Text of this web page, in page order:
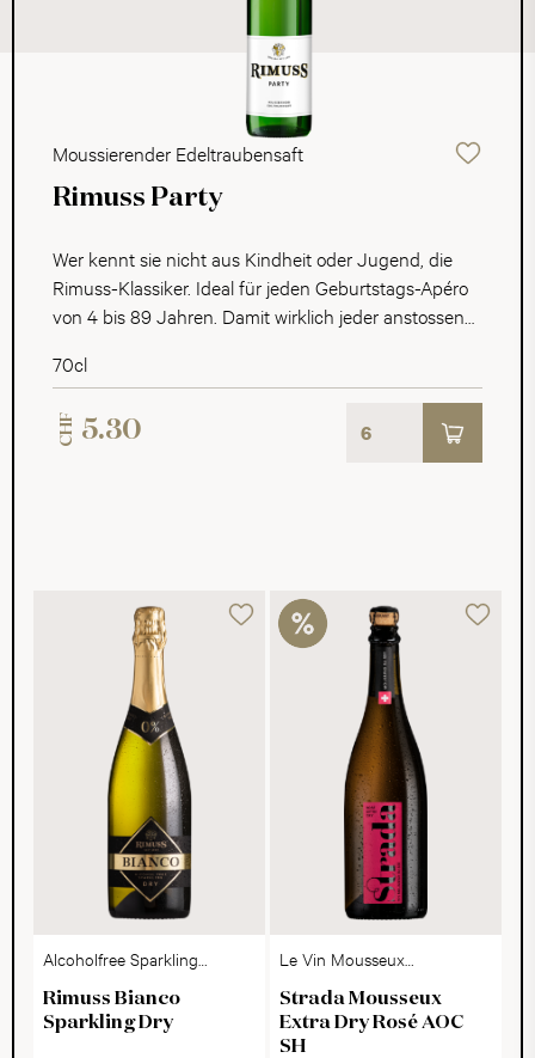
Moussierender Edeltraubensaft
Rimuss Party
Wer kennt sie nicht aus Kindheit oder Jugend, die
Rimuss-Klassiker. Ideal für jeden Geburtstags-Apéro
von 4 bis 89 Jahren. Damit wirklich jeder anstossen
Edeltraubensaft, schön fruchtig und spritzig und
70cl
CHF 5.30
Alcoholfree Sparkling
Dry
Rimuss Bianco
Sparkling Dry
Le Vin Mousseux
Suisse
Strada Mousseux
Extra Dry Rosé AOC
SH